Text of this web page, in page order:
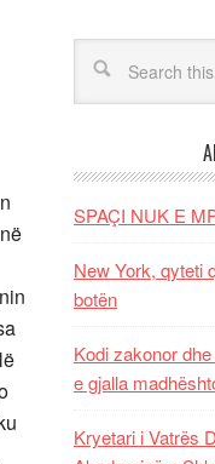
SPAÇI NUK E
New York, qyteti
botën
Kodi zakonor
e gjalla
Kryetari i Vatrës